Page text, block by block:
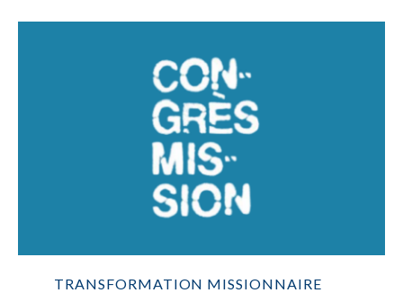
TRANSFORMATION MISSIONNAIRE